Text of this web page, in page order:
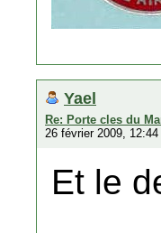
Yael
Re: Porte cles du
26 février 2009, 12:44
Et le